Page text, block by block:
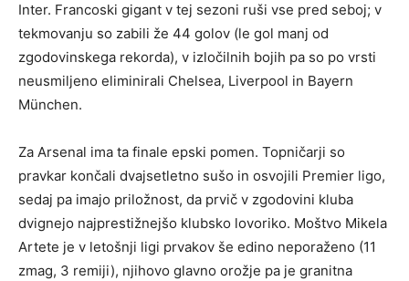
Inter. Francoski gigant v tej sezoni ruši vse pred seboj; v
tekmovanju so zabili že 44 golov (le gol manj od
zgodovinskega rekorda), v izločilnih bojih pa so po vrsti
neusmiljeno eliminirali Chelsea, Liverpool in Bayern
München.
Za Arsenal ima ta finale epski pomen. Topničarji so
pravkar končali dvajsetletno sušo in osvojili Premier ligo,
sedaj pa imajo priložnost, da prvič v zgodovini kluba
dvignejo najprestižnejšo klubsko lovoriko. Moštvo Mikela
Artete je v letošnji ligi prvakov še edino neporaženo (11
zmag, 3 remiji), njihovo glavno orožje pa je granitna